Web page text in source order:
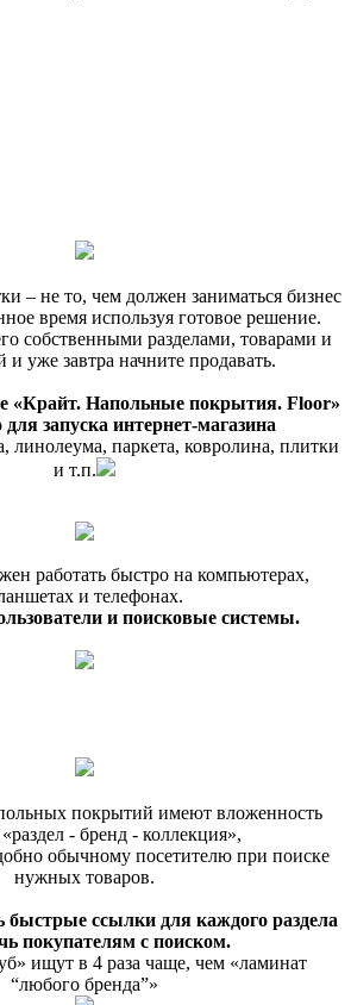
– не то, чем должен заниматься бизнес
время используя готовое решение.
собственными разделами, товарами и
уже завтра начните продавать.
«Крайт. Напольные покрытия. Floor»
для запуска интернет-магазина
линолеума, паркета, ковролина, плитки
и т.п.
работать быстро на компьютерах,
и телефонах.
и поисковые системы.
покрытий имеют вложенность
«раздел - бренд - коллекция»,
обычному посетителю при поиске
нужных товаров.
быстрые ссылки для каждого раздела
покупателям с поиском.
ищут в 4 раза чаще, чем «ламинат
“любого бренда”»